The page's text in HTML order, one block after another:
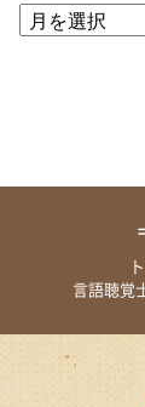
ア
言語聴覚